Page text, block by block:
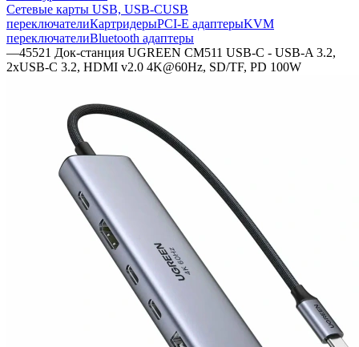
Сетевые карты USB, USB-CUSB
переключателиКартридерыPCI-E адаптерыKVM
переключателиBluetooth адаптеры
—45521 Док-станция UGREEN CM511 USB-C - USB-A 3.2,
2xUSB-C 3.2, HDMI v2.0 4K@60Hz, SD/TF, PD 100W